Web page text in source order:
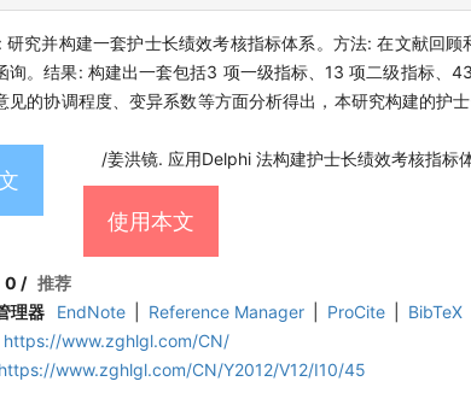
研究并构建一套护士长绩效考核指标体系。方法: 在文献回
询。结果: 构建出一套包括3 项一级指标、13 项二级指标、
见的协调程度、变异系数等方面分析得出，本研究构建的护
/姜洪镜. 应用Delphi 法构建护士长绩效考核指
使用本文
0 /推荐
理器
EndNote Reference Manager ProCite BibTeX
https://www.zghlgl.com/CN/
https://www.zghlgl.com/CN/Y2012/V12/I10/45